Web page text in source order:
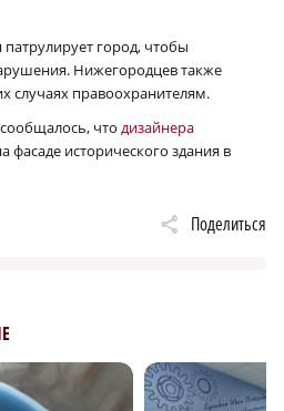
город, чтобы
Нижегородцев также
случаях правоохранителям.
что дизайнера
фасаде исторического здания в
Поделиться
×